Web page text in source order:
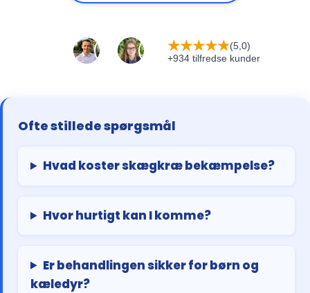
★★★★★(5,0)
+934 tilfredse kunder
Ofte stillede spørgsmål
Hvad koster skægkræ bekæmpelse?
Hvor hurtigt kan I komme?
Er behandlingen sikker for børn og
kæledyr?